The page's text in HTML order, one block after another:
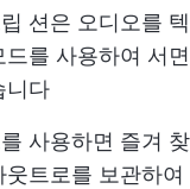
션은 오디오를
드를 사용하여 서
니다
사용하면 즐겨
웃트로를 보관하